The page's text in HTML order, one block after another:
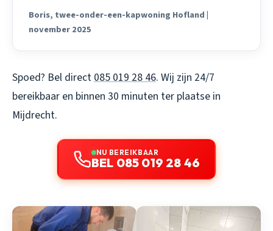
Boris, twee-onder-een-kapwoning Hofland |
november 2025
Spoed? Bel direct085 019 28 46. Wij zijn 24/7
bereikbaar en binnen 30 minuten ter plaatse in
Mijdrecht.
NU BEREIKBAAR
BEL 085 019 28 46